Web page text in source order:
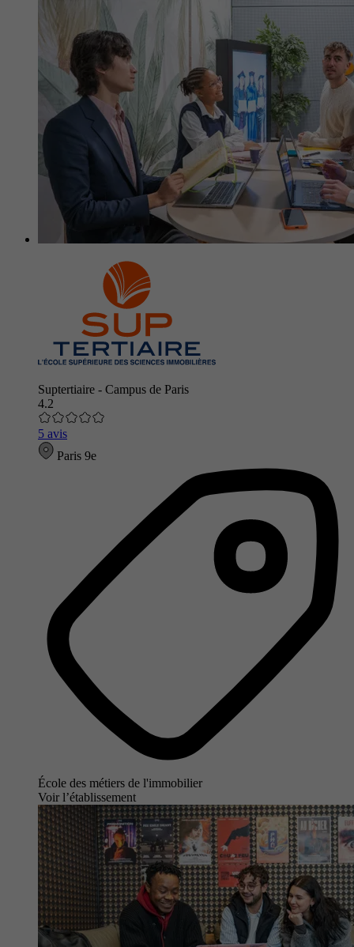
Suptertiaire - Campus de Paris
4.2
5 avis
Paris 9e
École des métiers de l'immobilier
Voir l’établissement